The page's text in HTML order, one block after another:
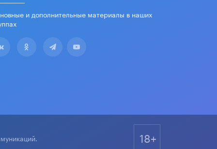
и дополнительные материалы в наших
18+